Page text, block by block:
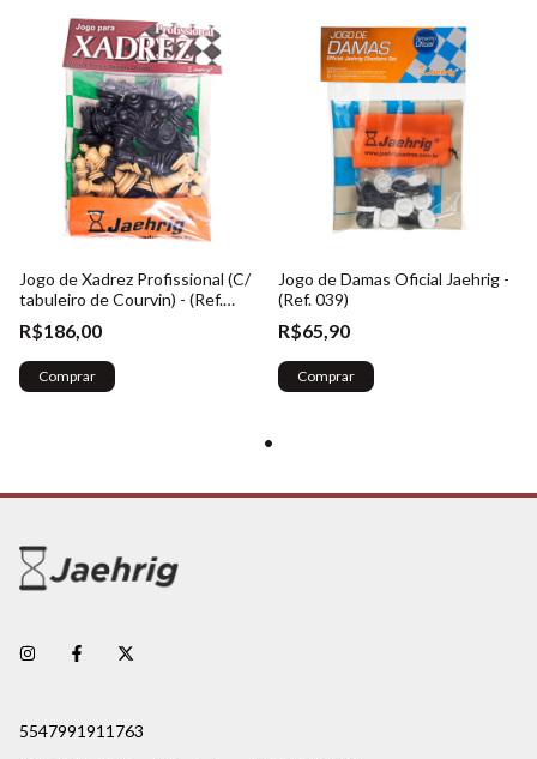
Jogo de Xadrez Profissional (C/
tabuleiro de Courvin) - (Ref.
005)
R$186,00
Comprar
Jogo de Damas Oficial Jaehrig -
(Ref. 039)
R$65,90
Comprar
5547991911763